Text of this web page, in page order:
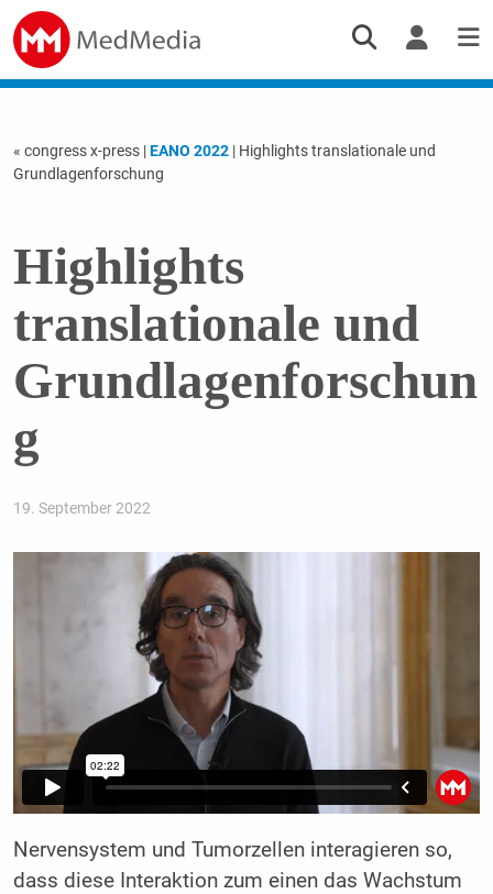
« congress x-press |EANO 2022| Highlights translationale und
Grundlagenforschung
Highlights
translationale und
Grundlagenforschun
g
19. September 2022
Nervensystem und Tumorzellen interagieren so,
dass diese Interaktion zum einen das Wachstum